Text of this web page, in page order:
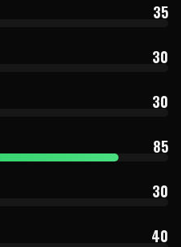
35
30
30
85
30
40